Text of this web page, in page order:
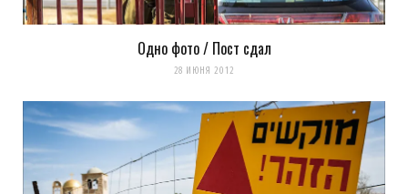
Сохранить моё имя, email и адрес сайта в этом браузере для
Уведомить меня о новых комментариях по email.
Уведомлять меня о новых записях почтой.
Одно фото / Пост сдал
28 ИЮНЯ 2012